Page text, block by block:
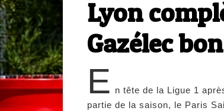
Lyon
Gazélec
E n tête de la Ligue 1
partie de la saison, le Paris